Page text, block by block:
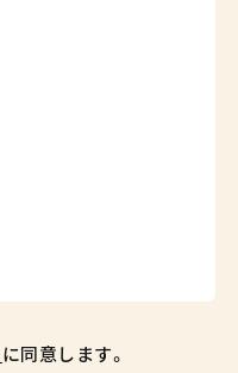
に同意します。